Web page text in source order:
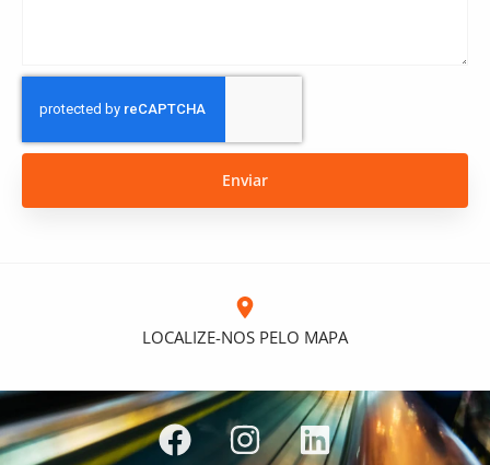
Enviar
LOCALIZE-NOS PELO MAPA